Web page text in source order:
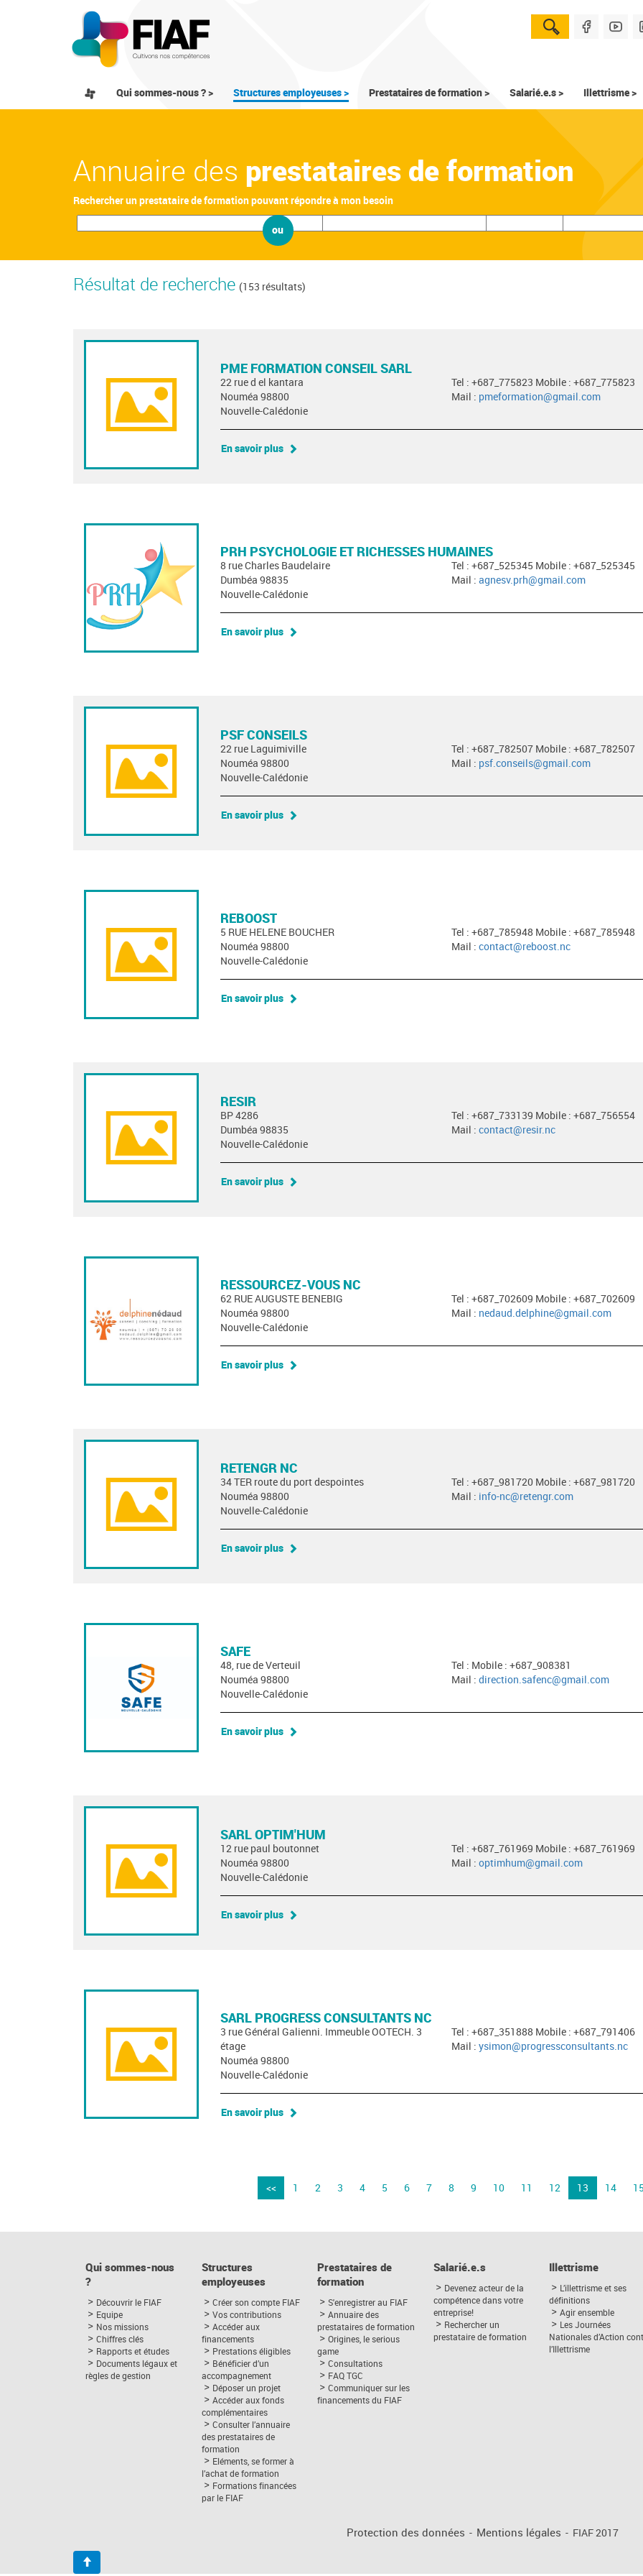
Qui sommes-nous ? > Structures employeuses > Prestataires de formation > Salarié.e.s > Illettrisme >
Annuaire des prestataires de formation
Rechercher un prestataire de formation pouvant répondre à mon besoin
ou
Résultat de recherche (153 résultats)
PME FORMATION CONSEIL SARL
22 rue d el kantara
Nouméa 98800
Nouvelle-Calédonie
Tel : +687_775823 Mobile : +687_775823
Mail : pmeformation@gmail.com
En savoir plus
PRH PSYCHOLOGIE ET RICHESSES HUMAINES
8 rue Charles Baudelaire
Dumbéa 98835
Nouvelle-Calédonie
Tel : +687_525345 Mobile : +687_525345
Mail : agnesv.prh@gmail.com
En savoir plus
PSF CONSEILS
22 rue Laguimiville
Nouméa 98800
Nouvelle-Calédonie
Tel : +687_782507 Mobile : +687_782507
Mail : psf.conseils@gmail.com
En savoir plus
REBOOST
5 RUE HELENE BOUCHER
Nouméa 98800
Nouvelle-Calédonie
Tel : +687_785948 Mobile : +687_785948
Mail : contact@reboost.nc
En savoir plus
RESIR
BP 4286
Dumbéa 98835
Nouvelle-Calédonie
Tel : +687_733139 Mobile : +687_756554
Mail : contact@resir.nc
En savoir plus
RESSOURCEZ-VOUS NC
62 RUE AUGUSTE BENEBIG
Nouméa 98800
Nouvelle-Calédonie
Tel : +687_702609 Mobile : +687_702609
Mail : nedaud.delphine@gmail.com
En savoir plus
RETENGR NC
34 TER route du port despointes
Nouméa 98800
Nouvelle-Calédonie
Tel : +687_981720 Mobile : +687_981720
Mail : info-nc@retengr.com
En savoir plus
SAFE
48, rue de Verteuil
Nouméa 98800
Nouvelle-Calédonie
Tel : Mobile : +687_908381
Mail : direction.safenc@gmail.com
En savoir plus
SARL OPTIM'HUM
12 rue paul boutonnet
Nouméa 98800
Nouvelle-Calédonie
Tel : +687_761969 Mobile : +687_761969
Mail : optimhum@gmail.com
En savoir plus
SARL PROGRESS CONSULTANTS NC
3 rue Général Galienni. Immeuble OOTECH. 3
étage
Nouméa 98800
Nouvelle-Calédonie
Tel : +687_351888 Mobile : +687_791406
Mail : ysimon@progressconsultants.nc
En savoir plus
<< 1 2 3 4 5 6 7 8 9 10 11 12 13 14 15
Qui sommes-nous
?
Découvrir le FIAF
Equipe
Nos missions
Chiffres clés
Rapports et études
Documents légaux et
règles de gestion
Structures
employeuses
Créer son compte FIAF
Vos contributions
Accéder aux
financements
Prestations éligibles
Bénéficier d’un
accompagnement
Déposer un projet
Accéder aux fonds
complémentaires
Consulter l’annuaire
des prestataires de
formation
Eléments, se former à
l’achat de formation
Formations financées
par le FIAF
Prestataires de
formation
S'enregistrer au FIAF
Annuaire des
prestataires de formation
Origines, le serious
game
Consultations
FAQ TGC
Communiquer sur les
financements du FIAF
Salarié.e.s
Devenez acteur de la
compétence dans votre
entreprise!
Rechercher un
prestataire de formation
Illettrisme
L’illettrisme et ses
définitions
Agir ensemble
Les Journées
Nationales d’Action
l’Illettrisme
Protection des données - Mentions légales - FIAF 2017